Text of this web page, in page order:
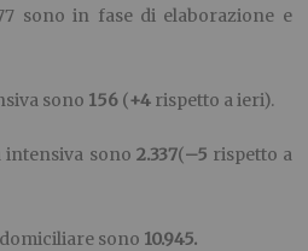
sono in fase di elaborazione e
sono 156 (+4 rispetto a ieri).
sono 2.337(–5 rispetto a
sono 10.945.